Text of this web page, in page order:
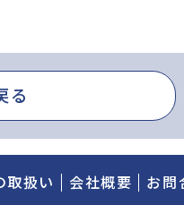
る
取扱い 会社概要 お問